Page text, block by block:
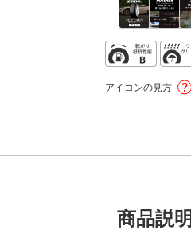
アイコンの見方
商品説明